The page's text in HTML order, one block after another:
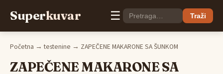
Superkuvar ☰ Traži
Početna →testenine → ZAPEČENE MAKARONE SA ŠUNKOM
ZAPEČENE MAKARONE SA